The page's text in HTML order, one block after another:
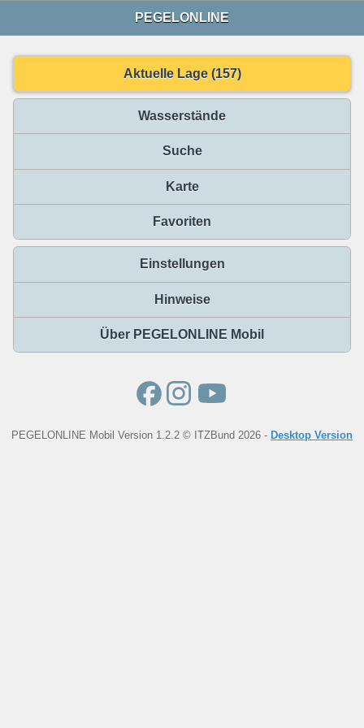
PEGELONLINE
Aktuelle Lage (157)
Wasserstände
Suche
Karte
Favoriten
Einstellungen
Hinweise
Über PEGELONLINE Mobil
PEGELONLINE Mobil Version 1.2.2 © ITZBund 2026 - Desktop Version